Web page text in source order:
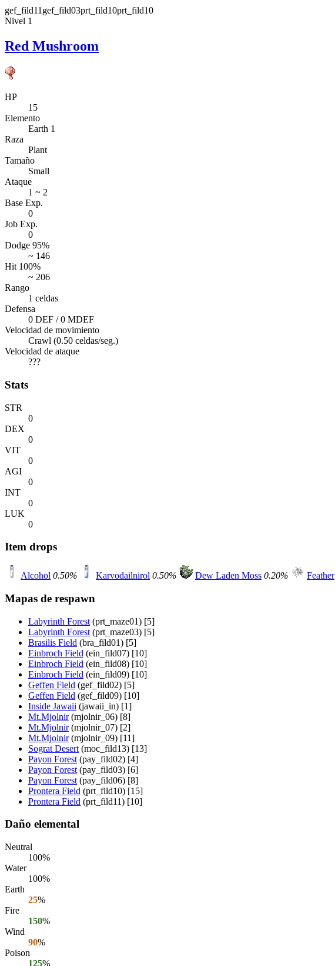
gef_fild11gef_fild03prt_fild10prt_fild10
Nivel 1
Red Mushroom
HP
15
Elemento
Earth 1
Raza
Plant
Tamaño
Small
Ataque
1 ~ 2
Base Exp.
0
Job Exp.
0
Dodge 95%
~ 146
Hit 100%
~ 206
Rango
1 celdas
Defensa
0 DEF / 0 MDEF
Velocidad de movimiento
Crawl (0.50 celdas/seg.)
Velocidad de ataque
???
Stats
STR
0
DEX
0
VIT
0
AGI
0
INT
0
LUK
0
Item drops
Alcohol 0.50% Karvodailnirol 0.50% Dew Laden Moss 0.20% Feather
Mapas de respawn
Labyrinth Forest (prt_maze01) [5]
Labyrinth Forest (prt_maze03) [5]
Brasilis Field (bra_fild01) [5]
Einbroch Field (ein_fild07) [10]
Einbroch Field (ein_fild08) [10]
Einbroch Field (ein_fild09) [10]
Geffen Field (gef_fild02) [5]
Geffen Field (gef_fild09) [10]
Inside Jawaii (jawaii_in) [1]
Mt.Mjolnir(mjolnir_06) [8]
Mt.Mjolnir(mjolnir_07) [2]
Mt.Mjolnir(mjolnir_09) [11]
Sograt Desert (moc_fild13) [13]
Payon Forest (pay_fild02) [4]
Payon Forest (pay_fild03) [6]
Payon Forest (pay_fild06) [8]
Prontera Field (prt_fild10) [15]
Prontera Field (prt_fild11) [10]
Daño elemental
Neutral
100%
Water
100%
Earth
25%
Fire
150%
Wind
90%
Poison
125%